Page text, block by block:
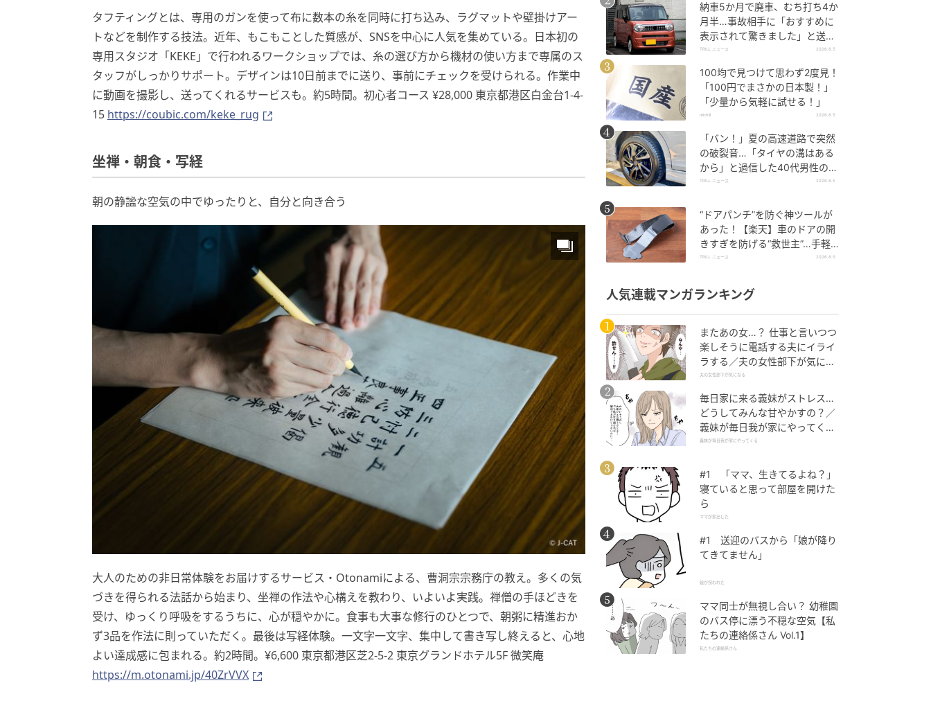
タフティングとは、専用のガンを使って布に数本の糸を同時に打ち込み、ラグマットや壁掛けアー
トなどを制作する技法。近年、もこもことした質感が、SNSを中心に人気を集めている。日本初の
専用スタジオ「KEKE」で行われるワークショップでは、糸の選び方から機材の使い方まで専属のス
タッフがしっかりサポート。デザインは10日前までに送り、事前にチェックを受けられる。作業中
に動画を撮影し、送ってくれるサービスも。約5時間。初心者コース ¥28,000 東京都港区白金台1-4-
15 https://coubic.com/keke_rug
坐禅・朝食・写経
朝の静謐な空気の中でゆったりと、自分と向き合う
大人のための非日常体験をお届けするサービス・Otonamiによる、曹洞宗宗務庁の教え。多くの気
づきを得られる法話から始まり、坐禅の作法や心構えを教わり、いよいよ実践。禅僧の手ほどきを
受け、ゆっくり呼吸をするうちに、心が穏やかに。食事も大事な修行のひとつで、朝粥に精進おか
ず3品を作法に則っていただく。最後は写経体験。一文字一文字、集中して書き写し終えると、心地
よい達成感に包まれる。約2時間。¥6,600 東京都港区芝2-5-2 東京グランドホテル5F 微笑庵
https://m.otonami.jp/40ZrVVX
納車5か月で廃車、むち打ち4か
月半…事故相手に「おすすめに
表示されて驚きました」と送っ
た結末
TRILL ニュース 2026.8.5
100均で見つけて思わず2度見！
「100円でまさかの日本製！」
「少量から気軽に試せる！」
michill 2026.8.5
「バン！」夏の高速道路で突然
の破裂音…「タイヤの溝はある
から」と過信した40代男性の後
悔
TRILL ニュース 2026.8.5
“ドアパンチ”を防ぐ神ツールが
あった！【楽天】車のドアの開
きすぎを防げる“救世主”…手軽
で「子どもの乗り降りに便利」
TRILL ニュース 2026.8.5
人気連載マンガランキング
またあの女…？ 仕事と言いつつ
楽しそうに電話する夫にイライ
ラする／夫の女性部下が気にな
る（1）【夫婦の危機 まんが】
夫の女性部下が気になる
毎日家に来る義妹がストレス…
どうしてみんな甘やかすの？／
義妹が毎日我が家にやってくる
（1）【義父母がシンドイんで
義妹が毎日我が家にやってくる
#1 「ママ、生きてるよね？」
寝ていると思って部屋を開けた
ら
ママが家出した
#1 送迎のバスから「娘が降り
てきてません」
娘が拐われた
ママ同士が無視し合い？ 幼稚園
のバス停に漂う不穏な空気【私
たちの連絡係さん Vol.1】
私たちの連絡係さん